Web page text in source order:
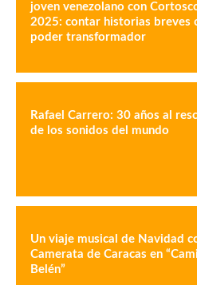
joven venezolano con
2025: contar historias breves
poder transformador
Rafael Carrero: 30 años al
de los sonidos del mundo
Un viaje musical de Navidad
Camerata de Caracas en
Belén”